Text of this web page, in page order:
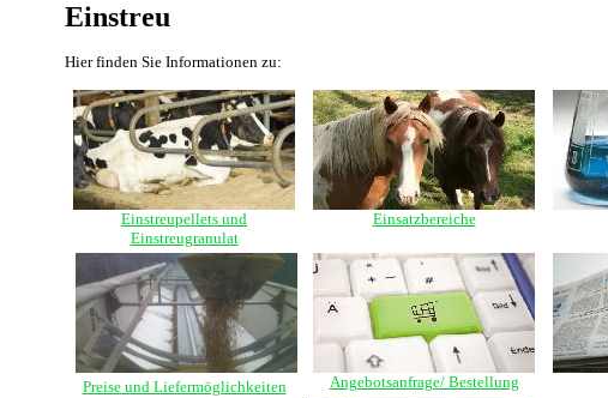
Einstreu
Hier finden Sie Informationen zu:
Einstreupellets und
Einstreugranulat
Einsatzbereiche
Preise und Liefermöglichkeiten Angebotsanfrage/ Bestellung